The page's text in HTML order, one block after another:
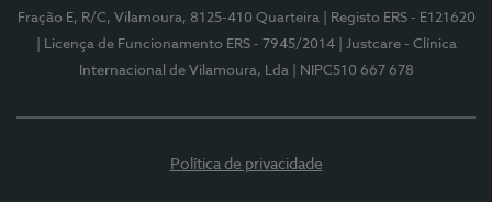
Fração E, R/C, Vilamoura, 8125-410 Quarteira
| Registo ERS - E121620
| Licença de Funcionamento ERS - 7945/2014
| Justcare - Clínica
Internacional de Vilamoura, Lda
| NIPC510 667 678
Política de privacidade